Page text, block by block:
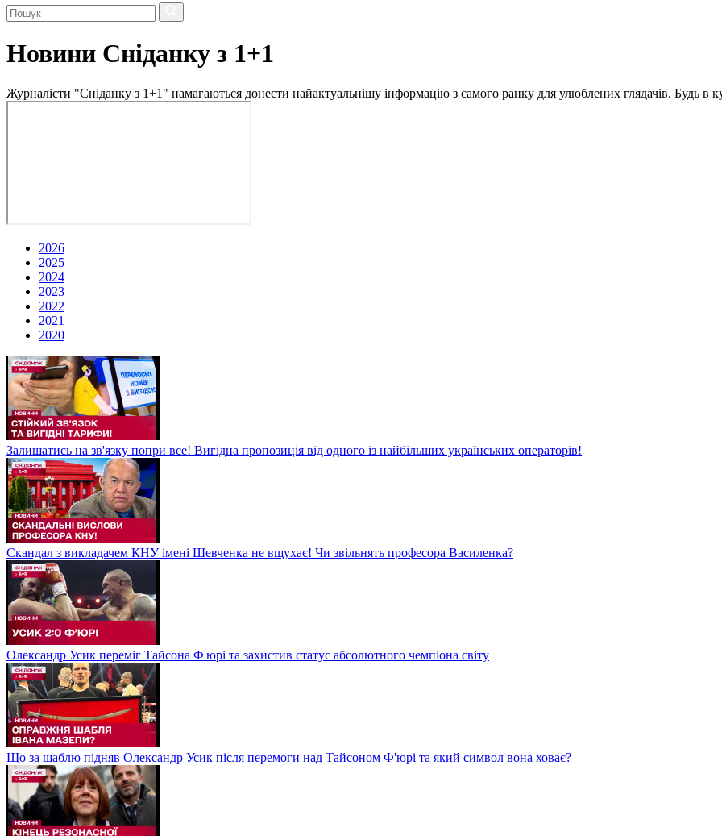
Новини Сніданку з 1+1
Журналісти "Сніданку з 1+1" намагаються донести найактуальнішу інформацію з самого ранку для улюблених глядачів. Будь в
2026
2025
2024
2023
2022
2021
2020
Залишатись на зв'язку попри все! Вигідна пропозиція від одного із найбільших українських операторів!
Скандал з викладачем КНУ імені Шевченка не вщухає! Чи звільнять професора Василенка?
Олександр Усик переміг Тайсона Ф'юрі та захистив статус абсолютного чемпіона світу
Що за шаблю підняв Олександр Усик після перемоги над Тайсоном Ф'юрі та який символ вона ховає?